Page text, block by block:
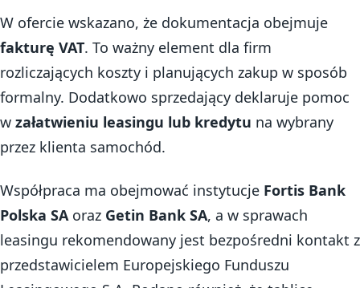
W ofercie wskazano, że dokumentacja obejmuje
fakturę VAT. To ważny element dla firm
rozliczających koszty i planujących zakup w sposób
formalny. Dodatkowo sprzedający deklaruje pomoc
w załatwieniu leasingu lub kredytu na wybrany
przez klienta samochód.
Współpraca ma obejmować instytucje Fortis Bank
Polska SAoraz Getin Bank SA, a w sprawach
leasingu rekomendowany jest bezpośredni kontakt z
przedstawicielem Europejskiego Funduszu